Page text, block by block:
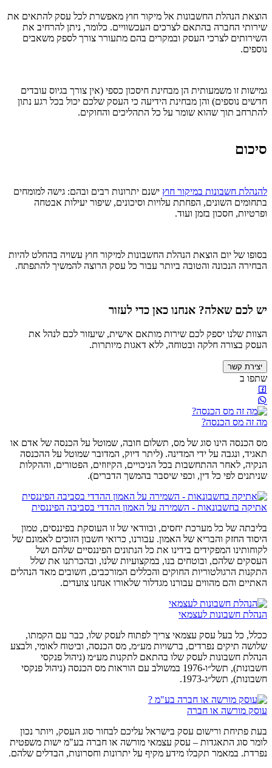
הוצאת הנהלת החשבונות אל מיקור חוץ מאפשרת לכל עסק להתאים את
שירותי החברה בהתאם לצרכים העכשוויים. כלומר, ניתן להרחיב את
השירותים לצרכי העסק ובמקרים בהם מתעורר צורך לספק משאבים
נוספים.
גמישות זו משמעותית הן מבחינת חיסכון כספי (אין צורך בגיוס עובדים
חדשים נוספים) והן מבחינת הידיעה כי העסק שלכם יכול בכל רגע נתון
להתרחב תוך שהוא שומר על כל התהליכים והחוקים.
סיכום
להנהלת חשבונות במיקור חוץ ישנם יתרונות רבים ובהם: גישה למומחים
בתחומים השונים, הפחתת עלויות וסיכונים, שיפור יעילות אבטחה
ופרטיות, חסכון בזמן ועוד.
בסופו של יום הוצאת הנהלת החשבונות למיקור חוץ עשויה בהחלט להיות
הבחירה הנכונה והטובה ביותר עבור כל עסק הרוצה להמשיך להתפתח.
יש לכם שאלה? אנחנו כאן כדי לעזור
הצוות שלנו יספק לכם שירות מותאם אישית, שיעזור לכם לנהל את
העסק בצורה חלקה ובטוחה, ללא דאגות מיותרות.
יצירת קשר
שתפו ב
מה זה מס הכנסה?
מס הכנסה הינו סוג של מס, תשלום חובה, שמוטל על הכנסה של אדם או
תאגיד, ונגבה על ידי המדינה. (ליתר דיוק, המדובר שמוטל על ההכנסה
הנקיה, לאחר ההתחשבות בכל הניכויים, הקיזוזים, הפטורים, וההקלות
שניתנים לפי כל דין, וכפי שיסבר בהמשך הדברים).
אתיקה בחשבונאות - השמירה על האמון ההדדי בסביבה הפיננסית
בליבתה של כל מערכת יחסים, ובוודאי של זו העוסקת בפיננסים, טמון
היסוד החזק והבריא של האמון. עבורנו, כרואי חשבון הזוכים לאמונם של
לקוחותינו המפקידים בידינו את כל הנתונים הפיננסיים שלהם ושל
העסקים שלהם, ובוטחים בנו, במקצועיות שלנו, ובהכרתנו את שלל
התקנות הרגולטוריות החוקים והכללים המורכבים, חשובים מאד הנהלים
האתיים והם מהווים עבורנו מגדלור שלאורו אנחנו צועדים.
הנהלת חשבונות לעצמאי
ככלל, כל בעל עסק עצמאי צריך לפתוח לעסק שלו, כבר עם הקמתו,
שלושה תיקים נפרדים, ברשויות מע״מ, מס הכנסה, וביטוח לאומי, ולבצע
הנהלת חשבונות לעסק שלו בהתאם לתקנות מע״מ (ניהול פנקסי
חשבונות), תשל״ו-1976 במשולב עם הוראות מס הכנסה (ניהול פנקסי
חשבונות), תשל״ג-1973.
עוסק מורשה או חברה
בעת פתיחת ורישום עסק בישראל עליכם לבחור סוג העסק, ויותר נכון
לומר סוג התאגדות – עסק עצמאי מורשה או חברה בע"מ ישות משפטית
נפרדת. במאמר תקבלו מידע מקיף על יתרונות וחסרונות, הבדלים שלהם.